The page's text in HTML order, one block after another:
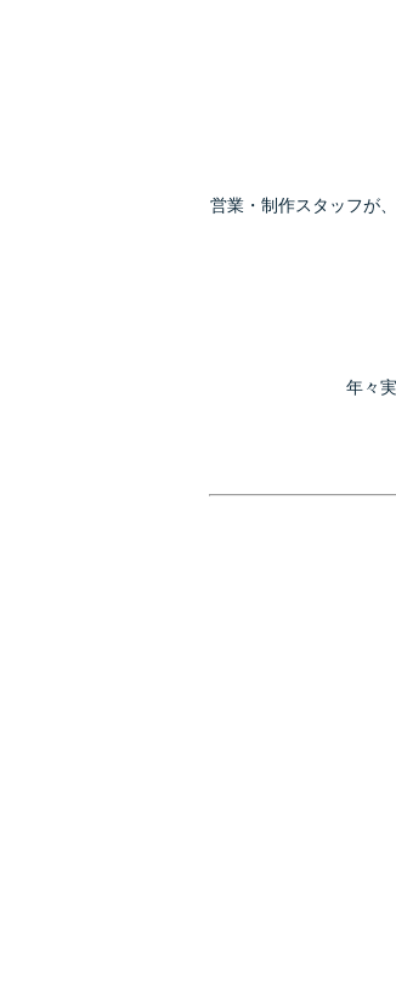
営業・制作スタッフが
年々